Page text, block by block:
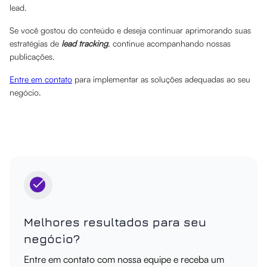
lead.
Se você gostou do conteúdo e deseja continuar aprimorando suas
estratégias de lead tracking, continue acompanhando nossas
publicações.
Entre em contato para implementar as soluções adequadas ao seu
negócio.
Melhores resultados para seu
negócio?
Entre em contato com nossa equipe e receba um